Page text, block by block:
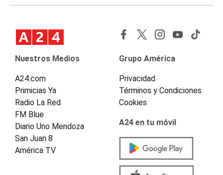
Nuestros Medios
A24.com
Primicias Ya
Radio La Red
FM Blue
Diario Uno Mendoza
San Juan 8
América TV
Grupo América
Privacidad
Términos y Condiciones
Cookies
A24 en tu móvil